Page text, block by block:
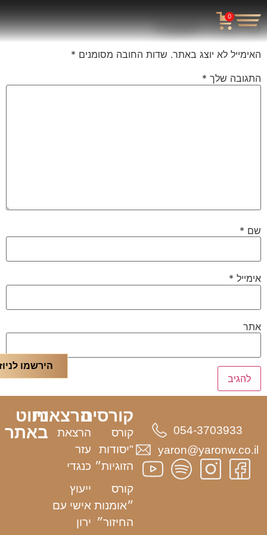
0
כתיבת תגובה
האימייל לא יוצג באתר. שדות החובה מסומנים *
התגובה שלך *
שם *
אימייל *
אתר
קורסים
קורס
"יסודות
הזוגיות״
קורס
״אומנות
החיזור״
הרצאות
הרצאת
עזר
כנגדי
ייעוץ
אישי עם
ירון
ניווט
באתר
054-3703933
yaron@yaronw.co.il
הירשמו